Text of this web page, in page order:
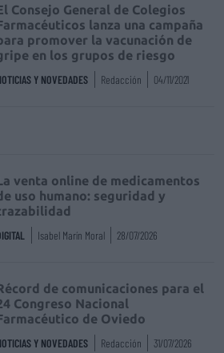
Consejo General de Colegios
lanza una campaña
promover la vacunación de
en los grupos de riesgo
Y NOVEDADES Redacción 04/11/2021
venta online de medicamentos
uso humano: seguridad y
Isabel Marín Moral 28/07/2026
de comunicaciones para el
Congreso Nacional
de Oviedo
Y NOVEDADES Redacción 31/07/2026